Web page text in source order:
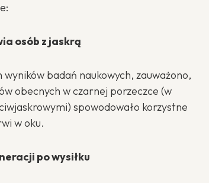
osób z jaskrą
badań naukowych, zauważono,
obecnych w czarnej porzeczce (w
spowodowało korzystne
w oku.
po wysiłku